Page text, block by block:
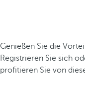
Genießen Sie die
Registrieren Sie sich
profitieren Sie von